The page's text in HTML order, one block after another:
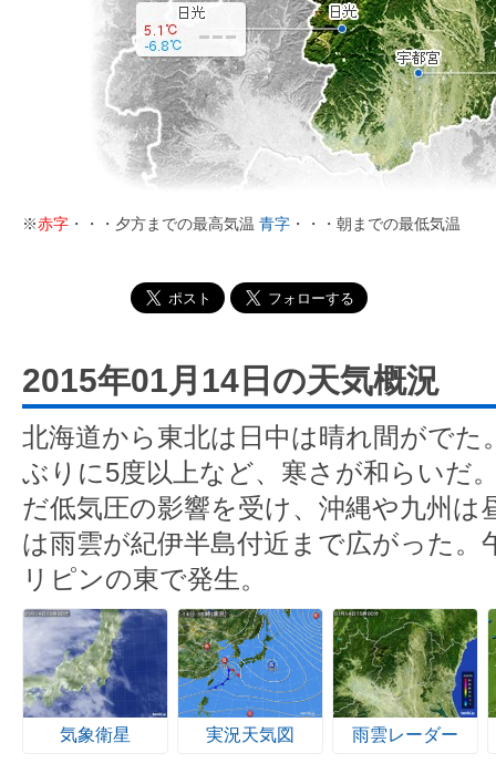
※赤字 ・・・夕方までの最高気温 青字 ・・・朝までの最低気温
2015年01月14日の天気概況
北海道から東北は日中は晴れ間がでた
ぶりに5度以上など、寒さが和らいだ
だ低気圧の影響を受け、沖縄や九州は
は雨雲が紀伊半島付近まで広がった。
リピンの東で発生。
気象衛星 実況天気図 雨雲レーダー